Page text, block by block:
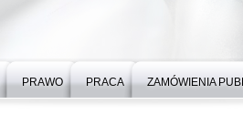
PRAWO PRACA ZAMÓWIENIA